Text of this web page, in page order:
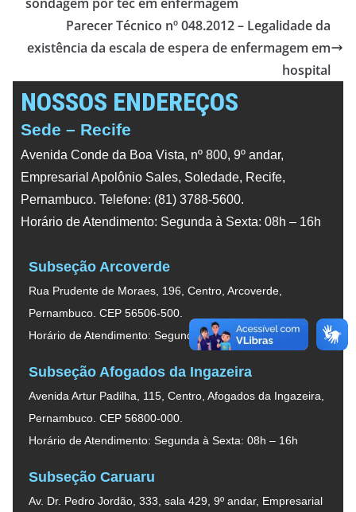
Parecer Técnico nº 048.2012 – Legalidade da
existência da escala de espera de enfermagem em
hospital
NOSSOS ENDEREÇOS
Sede – Recife
Avenida Conde da Boa Vista, nº 800, 9º andar,
Empresarial Apolônio Sales, Soledade, Recife,
Pernambuco. Telefone: (81) 3788-5600.
Horário de Atendimento: Segunda à Sexta: 08h – 16h
Subseção Arcoverde
Rua Prudente de Moraes, 196, Centro, Arcoverde,
Pernambuco. CEP 56506-500.
Horário de Atendimento: Segunda à Sexta: 08h – 16h
Subseção Afogados da Ingazeira
Avenida Artur Padilha, 115, Centro, Afogados da Ingazeira,
Pernambuco. CEP 56800-000.
Horário de Atendimento: Segunda à Sexta: 08h – 16h
Subseção Caruaru
Av. Dr. Pedro Jordão, 333, sala 429, 9º andar, Empresarial